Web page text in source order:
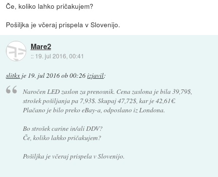
Če, koliko lahko pričakujem?
Pošiljka je včeraj prispela v Slovenijo.
Mare2
:: 19. jul 2016, 00:41
slitkx je 19. jul 2016 ob 00:26izjavil:
Naročen LED zaslon za prenosnik. Cena zaslona je bila 39,79$,
strošek pošiljanja pa 7,93$. Skupaj 47,72$, kar je 42,61€.
Plačano je bilo preko eBay-a, odposlano iz Londona.
Bo strošek carine in/ali DDV?
Če, koliko lahko pričakujem?
Pošiljka je včeraj prispela v Slovenijo.